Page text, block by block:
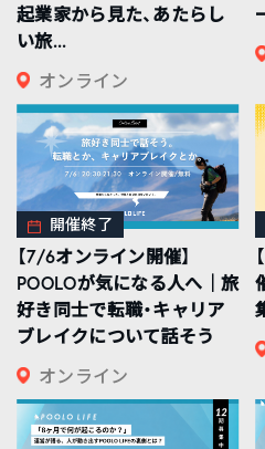
起業家から見た、あたらし
い旅...
オンライン
開催終了
【7/6オンライン開催】
POOLOが気になる人へ｜旅
好き同士で転職・キャリア
ブレイクについて話そう
オンライン